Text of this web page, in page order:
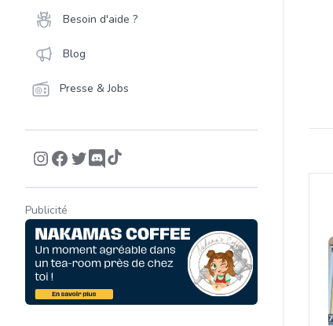
Besoin d'aide ?
Blog
Presse & Jobs
Publicité